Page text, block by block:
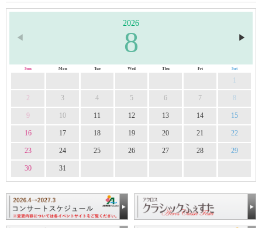
◀︎
2026
8 ▶︎
Sun Mon Tue Wed Thu Fri Sat
1
2 3 4 5 6 7 8
9 10 11 12 13 14 15
16 17 18 19 20 21 22
23 24 25 26 27 28 29
30 31